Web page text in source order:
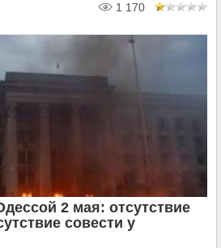
1 170
2 мая: отсутствие
совести у